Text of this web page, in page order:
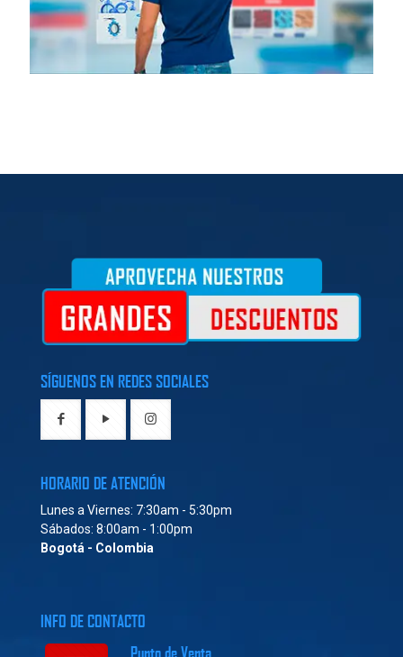
SÍGUENOS EN REDES SOCIALES
HORARIO DE ATENCIÓN
Lunes a Viernes: 7:30am - 5:30pm
Sábados: 8:00am - 1:00pm
Bogotá - Colombia
INFO DE CONTACTO
Punto de Venta